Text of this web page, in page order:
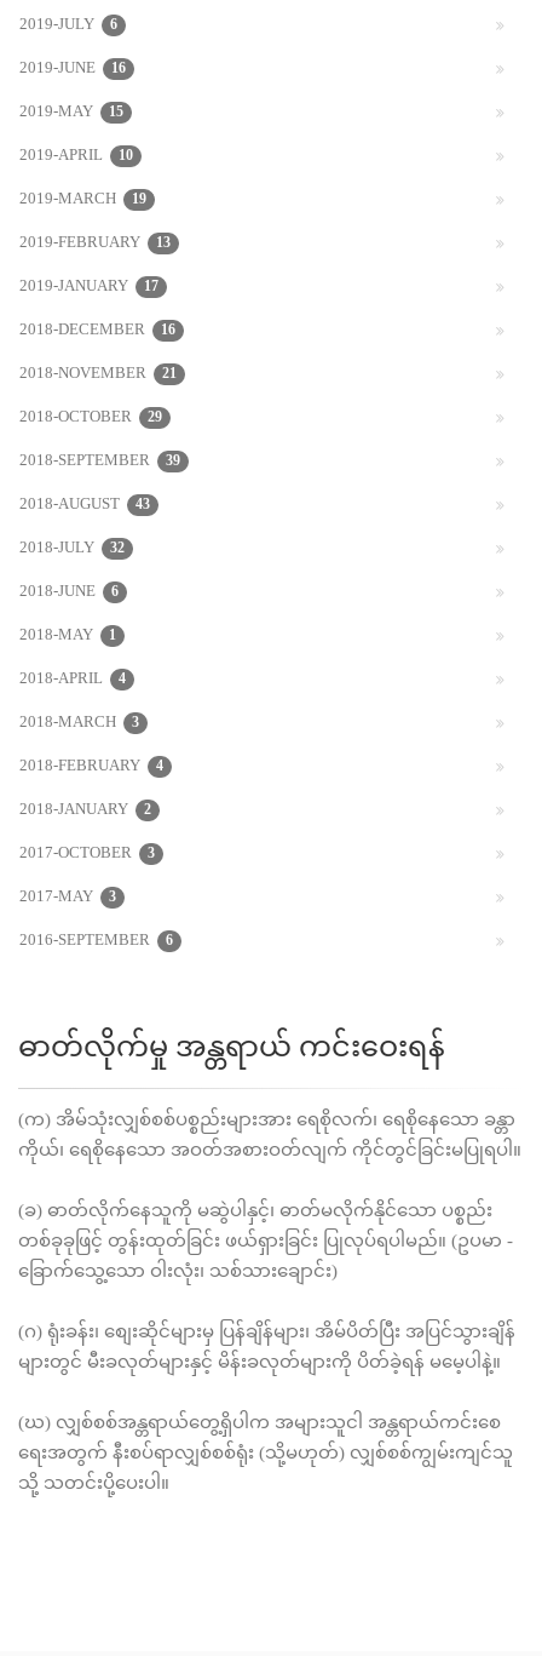
2019-JULY 6
2019-JUNE 16
2019-MAY 15
2019-APRIL 10
2019-MARCH 19
2019-FEBRUARY 13
2019-JANUARY 17
2018-DECEMBER 16
2018-NOVEMBER 21
2018-OCTOBER 29
2018-SEPTEMBER 39
2018-AUGUST 43
2018-JULY 32
2018-JUNE 6
2018-MAY 1
2018-APRIL 4
2018-MARCH 3
2018-FEBRUARY 4
2018-JANUARY 2
2017-OCTOBER 3
2017-MAY 3
2016-SEPTEMBER 6
ဓာတ်လိုက်မှု အန္တရာယ် ကင်းဝေးရန်
(က) အိမ်သုံးလျှစ်စစ်ပစ္စည်းများအား ရေစိုလက်၊ ရေစိုနေသော ခန္တာ
ကိုယ်၊ ရေစိုနေသော အဝတ်အစားဝတ်လျက် ကိုင်တွင်ခြင်းမပြုရပါ။
(ခ) ဓာတ်လိုက်နေသူကို မဆွဲပါနှင့်၊ ဓာတ်မလိုက်နိုင်သော ပစ္စည်း
တစ်ခုခုဖြင့် တွန်းထုတ်ခြင်း ဖယ်ရှားခြင်း ပြုလုပ်ရပါမည်။ (ဥပမာ -
ခြောက်သွေ့သော ဝါးလုံး၊ သစ်သားချောင်း)
(ဂ) ရုံးခန်း၊ စျေးဆိုင်များမှ ပြန်ချိန်များ၊ အိမ်ပိတ်ပြီး အပြင်သွားချိန်
များတွင် မီးခလုတ်များနှင့် မိန်းခလုတ်များကို ပိတ်ခဲ့ရန် မမေ့ပါနဲ့။
(ဃ) လျှစ်စစ်အန္တရာယ်တွေ့ရှိပါက အများသူငါ အန္တရာယ်ကင်းစေ
ရေးအတွက် နီးစပ်ရာလျှစ်စစ်ရုံး (သို့မဟုတ်) လျှစ်စစ်ကျွမ်းကျင်သူ
သို့ သတင်းပို့ပေးပါ။